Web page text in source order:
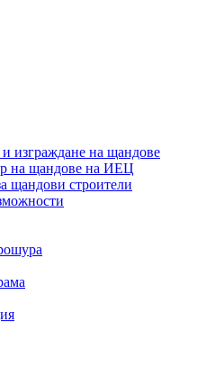
изграждане на щандове
на щандове на ИЕЦ
щандови строители